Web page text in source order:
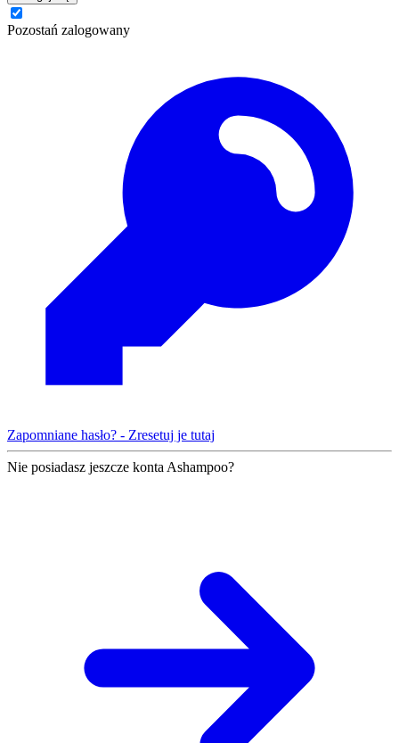
Pozostań zalogowany
Zapomniane hasło? - Zresetuj je tutaj
Nie posiadasz jeszcze konta Ashampoo?